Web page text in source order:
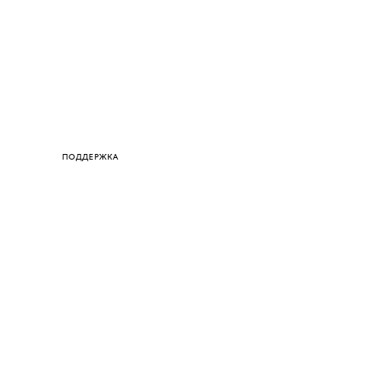
ПОДДЕРЖКА